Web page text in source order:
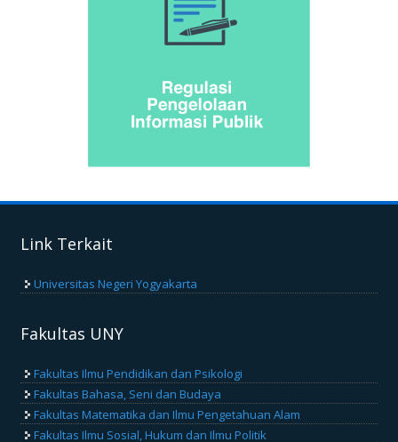
Link Terkait
Universitas Negeri Yogyakarta
Fakultas UNY
Fakultas Ilmu Pendidikan dan Psikologi
Fakultas Bahasa, Seni dan Budaya
Fakultas Matematika dan Ilmu Pengetahuan Alam
Fakultas Ilmu Sosial, Hukum dan Ilmu Politik